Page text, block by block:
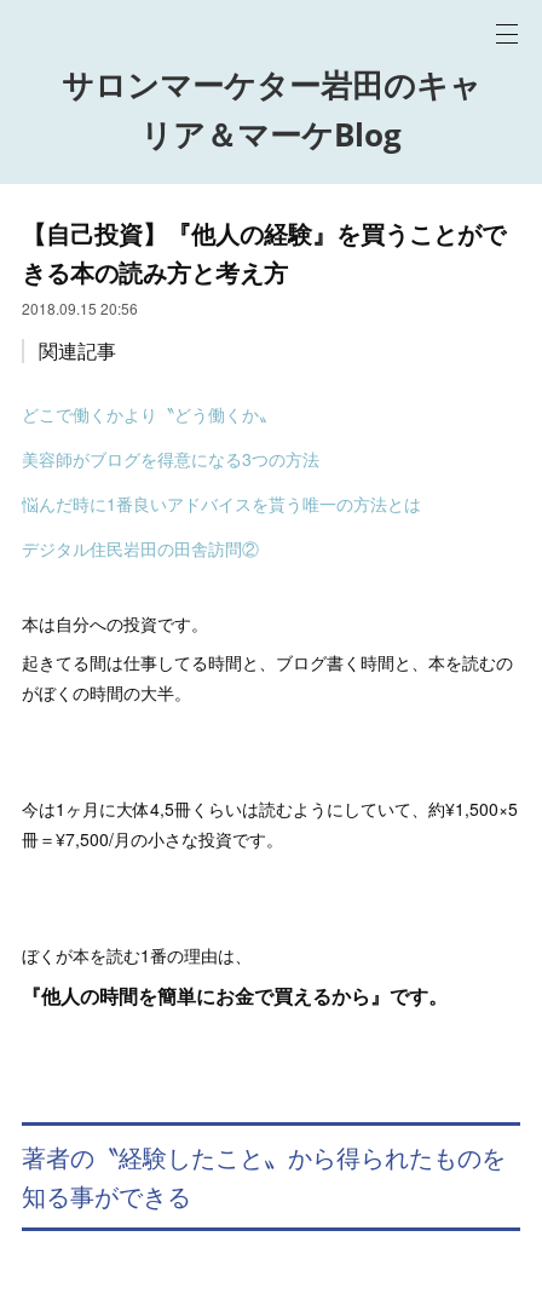
サロンマーケター岩田のキャ
リア＆マーケBlog
【自己投資】『他人の経験』を買うことがで
きる本の読み方と考え方
2018.09.15 20:56
関連記事
どこで働くかより〝どう働くか〟
美容師がブログを得意になる3つの方法
悩んだ時に1番良いアドバイスを貰う唯一の方法とは
デジタル住民岩田の田舎訪問②
本は自分への投資です。
起きてる間は仕事してる時間と、ブログ書く時間と、本を読むの
がぼくの時間の大半。
今は1ヶ月に大体4,5冊くらいは読むようにしていて、約¥1,500×5
冊＝¥7,500/月の小さな投資です。
ぼくが本を読む1番の理由は、
『他人の時間を簡単にお金で買えるから』です。
著者の〝経験したこと〟から得られたものを
知る事ができる